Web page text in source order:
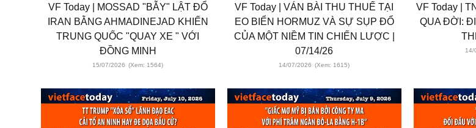
VF Today | MOSSAD "BẪY" LẬT ĐỔ
IRAN BẰNG AHMADINEJAD KHIẾN
TRUNG QUỐC "QUAY XE " VỚI
ĐỒNG MINH
15/07/2026 (Xem: 1564)
VF Today | VÁN BÀI THU THUẾ TẠI
EO BIỂN HORMUZ VÀ SỰ SỤP ĐỔ
CỦA MỘT NIỀM TIN CHIẾN LƯỢC |
07/14/26
14/07/2026 (Xem: 1615)
VF Today |
QUA ĐỜI:
14/